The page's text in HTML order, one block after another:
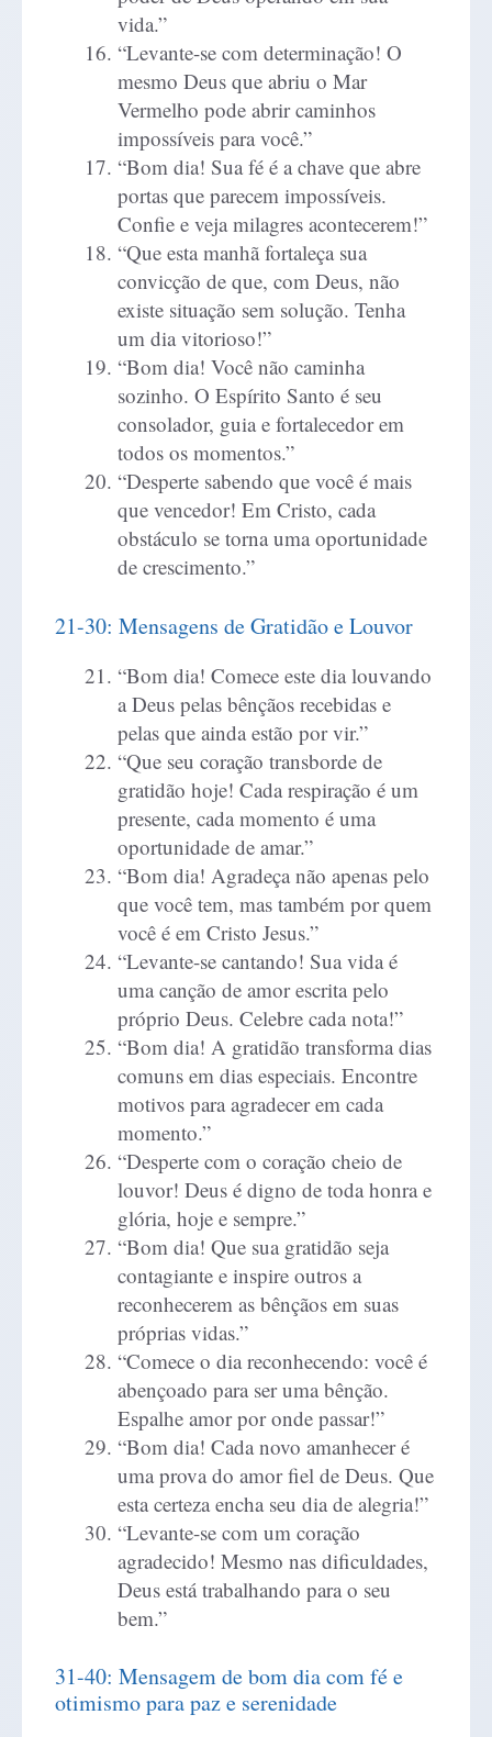
vida.”
“Levante-se com determinação! O
mesmo Deus que abriu o Mar
Vermelho pode abrir caminhos
impossíveis para você.”
“Bom dia! Sua fé é a chave que abre
portas que parecem impossíveis.
Confie e veja milagres acontecerem!”
“Que esta manhã fortaleça sua
convicção de que, com Deus, não
existe situação sem solução. Tenha
um dia vitorioso!”
“Bom dia! Você não caminha
sozinho. O Espírito Santo é seu
consolador, guia e fortalecedor em
todos os momentos.”
“Desperte sabendo que você é mais
que vencedor! Em Cristo, cada
obstáculo se torna uma oportunidade
de crescimento.”
21-30: Mensagens de Gratidão e Louvor
“Bom dia! Comece este dia louvando
a Deus pelas bênçãos recebidas e
pelas que ainda estão por vir.”
“Que seu coração transborde de
gratidão hoje! Cada respiração é um
presente, cada momento é uma
oportunidade de amar.”
“Bom dia! Agradeça não apenas pelo
que você tem, mas também por quem
você é em Cristo Jesus.”
“Levante-se cantando! Sua vida é
uma canção de amor escrita pelo
próprio Deus. Celebre cada nota!”
“Bom dia! A gratidão transforma dias
comuns em dias especiais. Encontre
motivos para agradecer em cada
momento.”
“Desperte com o coração cheio de
louvor! Deus é digno de toda honra e
glória, hoje e sempre.”
“Bom dia! Que sua gratidão seja
contagiante e inspire outros a
reconhecerem as bênçãos em suas
próprias vidas.”
“Comece o dia reconhecendo: você é
abençoado para ser uma bênção.
Espalhe amor por onde passar!”
“Bom dia! Cada novo amanhecer é
uma prova do amor fiel de Deus. Que
esta certeza encha seu dia de alegria!”
“Levante-se com um coração
agradecido! Mesmo nas dificuldades,
Deus está trabalhando para o seu
bem.”
31-40: Mensagem de bom dia com fé e
otimismo para paz e serenidade